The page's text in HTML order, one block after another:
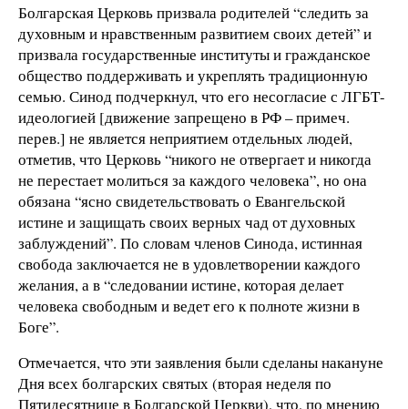
Болгарская Церковь призвала родителей “следить за
духовным и нравственным развитием своих детей” и
призвала государственные институты и гражданское
общество поддерживать и укреплять традиционную
семью. Синод подчеркнул, что его несогласие с ЛГБТ-
идеологией [движение запрещено в РФ – примеч.
перев.] не является неприятием отдельных людей,
отметив, что Церковь “никого не отвергает и никогда
не перестает молиться за каждого человека”, но она
обязана “ясно свидетельствовать о Евангельской
истине и защищать своих верных чад от духовных
заблуждений”. По словам членов Синода, истинная
свобода заключается не в удовлетворении каждого
желания, а в “следовании истине, которая делает
человека свободным и ведет его к полноте жизни в
Боге”.
Отмечается, что эти заявления были сделаны накануне
Дня всех болгарских святых (вторая неделя по
Пятидесятнице в Болгарской Церкви), что, по мнению